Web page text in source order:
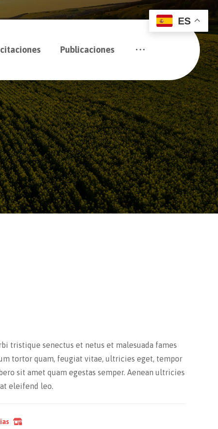
Publicaciones
tristique senectus et netus et malesuada fames
tortor quam, feugiat vitae, ultricies eget, tempor
sit amet quam egestas semper. Aenean ultricies
eleifend leo.
ES